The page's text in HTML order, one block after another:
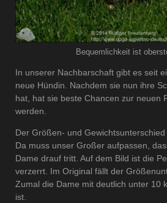
Bequemlichkeit ist
In unserer Nachbarschaft gibt es seit
neue Hündin. Nachdem sie nun ihre
hat, hat sie beste Chancen zur neuen
werden.
Der Größen- und
Da muss unser Großer aufpassen,
Dame drauf tritt. Auf dem Bild ist die
verzerrt. Im Original fällt der
Zumal die Dame mit deutlich unter 10
ist.